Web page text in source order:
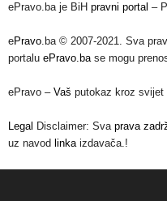
ePravo.ba je BiH pravni portal –
ePravo.ba © 2007-2021. Sva
portalu ePravo.base mogu
ePravo – Vaš putokaz kroz svijet
Legal Disclaimer: Sva prava
uz navod linkaizdavača.!